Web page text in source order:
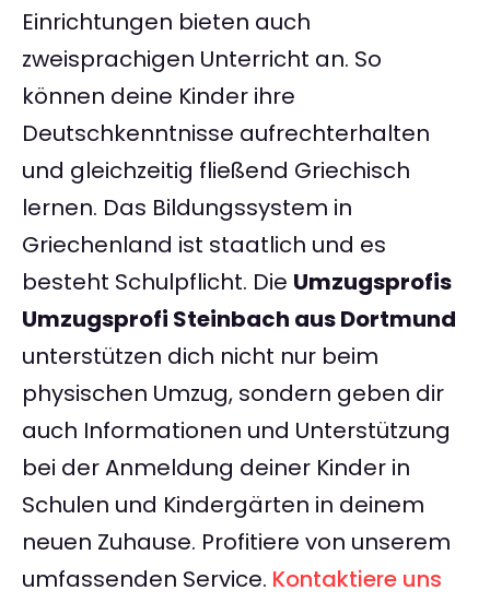
Einrichtungen bieten auch
zweisprachigen Unterricht an. So
können deine Kinder ihre
Deutschkenntnisse aufrechterhalten
und gleichzeitig fließend Griechisch
lernen. Das Bildungssystem in
Griechenland ist staatlich und es
besteht Schulpflicht. Die Umzugsprofis
Umzugsprofi Steinbach aus Dortmund
unterstützen dich nicht nur beim
physischen Umzug, sondern geben dir
auch Informationen und Unterstützung
bei der Anmeldung deiner Kinder in
Schulen und Kindergärten in deinem
neuen Zuhause. Profitiere von unserem
umfassenden Service. Kontaktiere uns